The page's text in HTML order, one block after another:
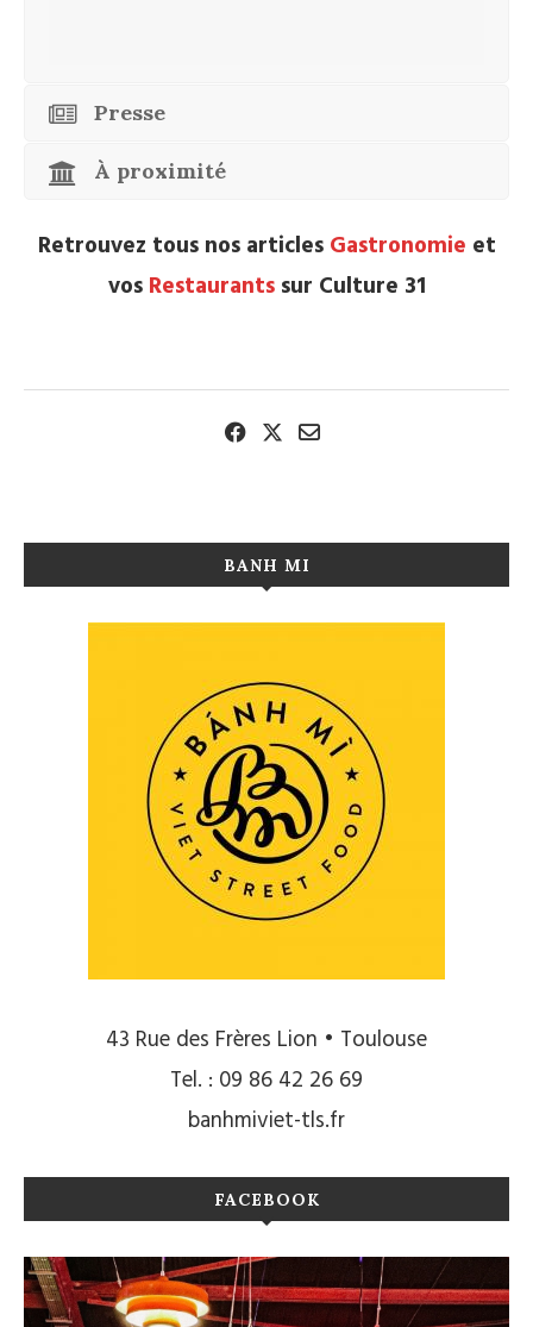
Presse
À proximité
Retrouvez tous nos articles Gastronomie et
vos Restaurantssur Culture 31
BANH MI
43 Rue des Frères Lion • Toulouse
Tel. : 09 86 42 26 69
banhmiviet-tls.fr
FACEBOOK